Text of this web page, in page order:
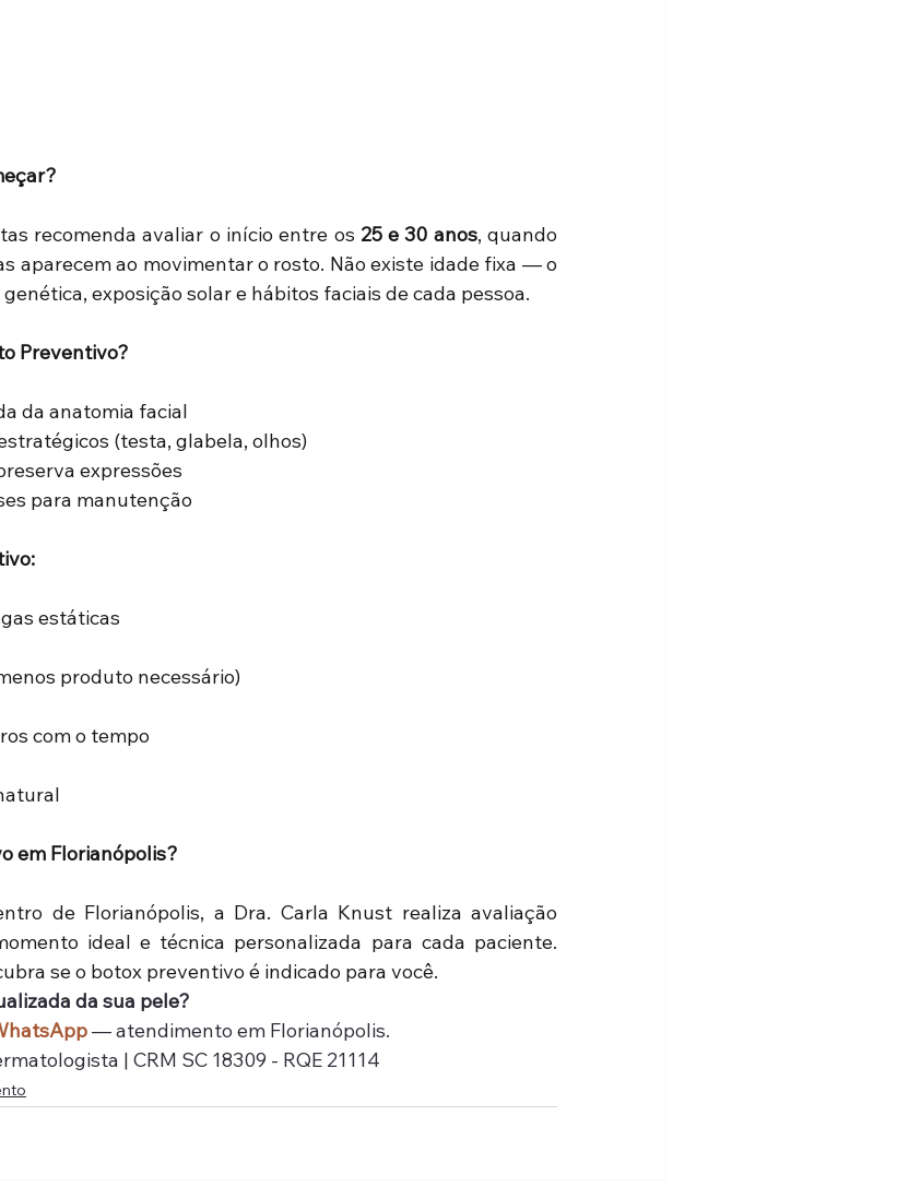
recomenda avaliar o início entre os 25 e 30 anos, quando
aparecem ao movimentar o rosto. Não existe idade fixa — o
exposição solar e hábitos faciais de cada pessoa.
Preventivo?
da anatomia facial
(testa, glabela, olhos)
expressões
para manutenção
estáticas
produto necessário)
com o tempo
em Florianópolis?
de Florianópolis, a Dra. Carla Knust realiza avaliação
ideal e técnica personalizada para cada paciente.
se o botox preventivo é indicado para você.
da sua pele?
— atendimento em Florianópolis.
| CRM SC 18309 - RQE 21114